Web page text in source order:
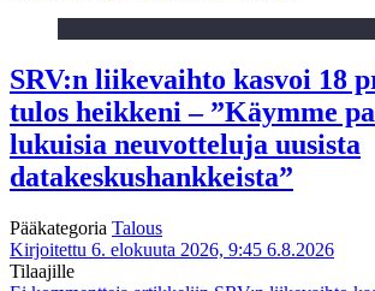
SRV:n liikevaihto kasvoi 18
tulos heikkeni – ”Käymme
lukuisia neuvotteluja uusista
datakeskushankkeista”
Pääkategoria Talous
Kirjoitettu 6. elokuuta 2026, 9:45 6.8.2026
Tilaajille